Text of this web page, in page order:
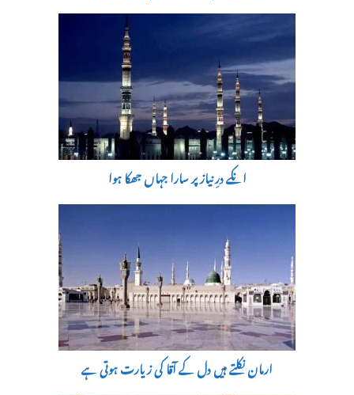
انکے درِ نیاز پر سارا جہاں جھکا ہوا
ارمان نکلتے ہیں دل کے آقا کی زیارت ہوتی ہے